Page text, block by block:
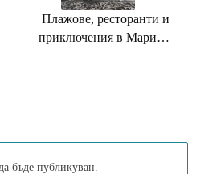
Плажове, ресторанти и
приключения в Марина
бъде публикуван.